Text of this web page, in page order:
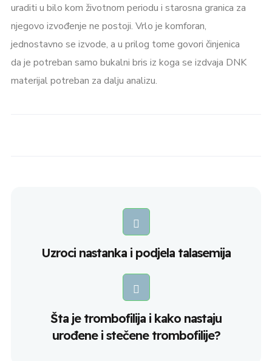
uraditi u bilo kom životnom periodu i starosna granica za
njegovo izvođenje ne postoji. Vrlo je komforan,
jednostavno se izvode, a u prilog tome govori činjenica
da je potreban samo bukalni bris iz koga se izdvaja DNK
materijal potreban za dalju analizu.
Uzroci nastanka i podjela talasemija
Šta je trombofilija i kako nastaju
urođene i stečene trombofilije?